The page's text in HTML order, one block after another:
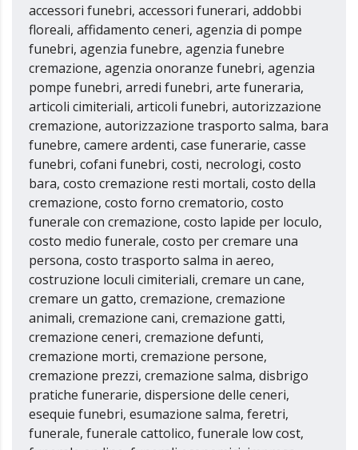
accessori funebri, accessori funerari, addobbi
floreali, affidamento ceneri, agenzia di pompe
funebri, agenzia funebre, agenzia funebre
cremazione, agenzia onoranze funebri, agenzia
pompe funebri, arredi funebri, arte funeraria,
articoli cimiteriali, articoli funebri, autorizzazione
cremazione, autorizzazione trasporto salma, bara
funebre, camere ardenti, case funerarie, casse
funebri, cofani funebri, costi, necrologi, costo
bara, costo cremazione resti mortali, costo della
cremazione, costo forno crematorio, costo
funerale con cremazione, costo lapide per loculo,
costo medio funerale, costo per cremare una
persona, costo trasporto salma in aereo,
costruzione loculi cimiteriali, cremare un cane,
cremare un gatto, cremazione, cremazione
animali, cremazione cani, cremazione gatti,
cremazione ceneri, cremazione defunti,
cremazione morti, cremazione persone,
cremazione prezzi, cremazione salma, disbrigo
pratiche funerarie, dispersione delle ceneri,
esequie funebri, esumazione salma, feretri,
funerale, funerale cattolico, funerale low cost,